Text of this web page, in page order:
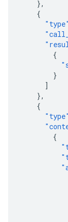
},
{
"type"
{
}
]
},
{
"type"
{